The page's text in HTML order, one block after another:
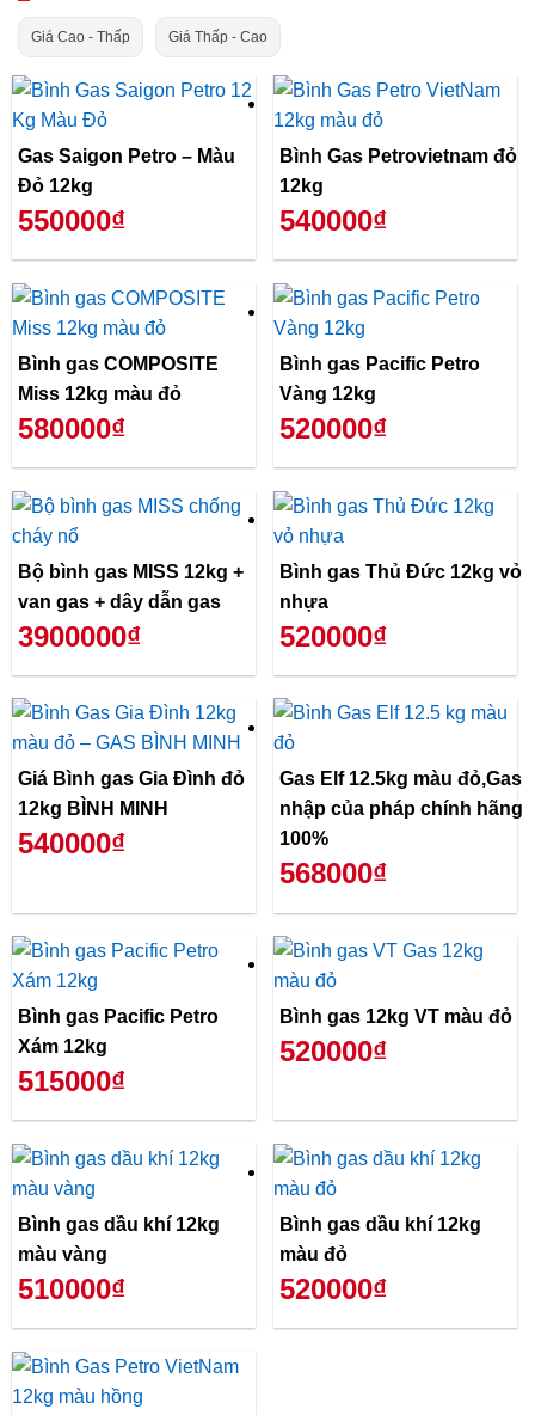
Giá Cao - Thấp Giá Thấp - Cao
Gas Saigon Petro – Màu
Đỏ 12kg
550000₫
Bình Gas Petrovietnam đỏ
12kg
540000₫
Bình gas COMPOSITE
Miss 12kg màu đỏ
580000₫
Bình gas Pacific Petro
Vàng 12kg
520000₫
Bộ bình gas MISS 12kg +
van gas + dây dẫn gas
3900000₫
Bình gas Thủ Đức 12kg vỏ
nhựa
520000₫
Giá Bình gas Gia Đình đỏ
12kg BÌNH MINH
540000₫
Gas Elf 12.5kg màu đỏ,Gas
nhập của pháp chính hãng
100%
568000₫
Bình gas Pacific Petro
Xám 12kg
515000₫
Bình gas 12kg VT màu đỏ
520000₫
Bình gas dầu khí 12kg
màu vàng
510000₫
Bình gas dầu khí 12kg
màu đỏ
520000₫